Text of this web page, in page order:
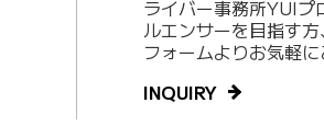
ライバー事務所YUIプ
ルエンサーを目指す
フォームよりお気軽
INQUIRY